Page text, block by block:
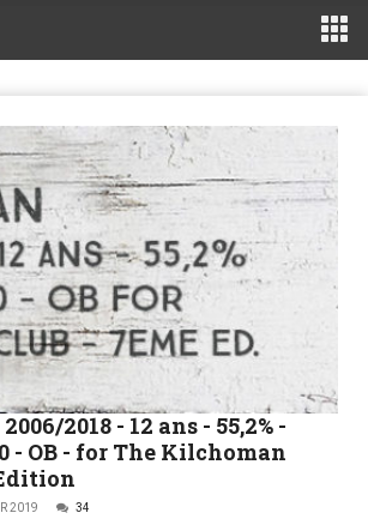
2018 - 12 ans - 55,2% -
- OB - for The Kilchoman
2019 34